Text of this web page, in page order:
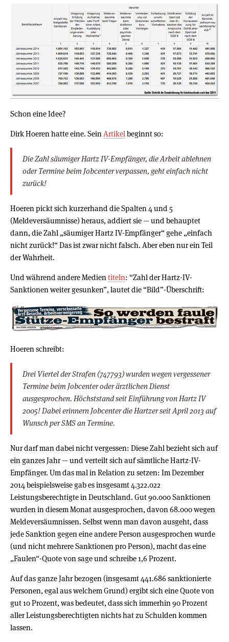
Schon eine Idee?
Dirk Hoeren hatte eine. SeinArtikelbeginnt so:
Die Zahl säumiger Hartz IV-Empfänger, die Arbeit ablehnen
oder Termine beim Jobcenter verpassen, geht einfach nicht
zurück!
Hoeren pickt sich kurzerhand die Spalten 4 und 5
(Meldeversäumnisse) heraus, addiert sie — und behauptet
dann, die Zahl „säumiger Hartz IV-Empfänger“ gehe „einfach
nicht zurück!“ Das ist zwar nicht falsch. Aber eben nur ein Teil
der Wahrheit.
Und während andere Medientiteln: “Zahl der Hartz-IV-
Sanktionen weiter gesunken”, lautet die “Bild”-Überschrift:
Hoeren schreibt:
Drei Viertel der Strafen (747793) wurden wegen vergessener
Termine beim Jobcenter oder ärztlichen Dienst
ausgesprochen. Höchststand seit Einführung von Hartz IV
2005! Dabei erinnern Jobcenter die Hartzer seit April 2013 auf
Wunsch per SMS an Termine.
Nur darf man dabei nicht vergessen: Diese Zahl bezieht sich auf
ein ganzes Jahr — und verteilt sich auf sämtliche Hartz-IV-
Empfänger. Um das mal in Relation zu setzen: Im Dezember
2014 beispielsweise gab es insgesamt 4.322.022
Leistungsberechtigte in Deutschland. Gut 90.000 Sanktionen
wurden in diesem Monat ausgesprochen, davon 68.000 wegen
Meldeversäumnissen. Selbst wenn man davon ausgeht, dass
jede Sanktion gegen eine andere Person ausgesprochen wurde
(und nicht mehrere Sanktionen pro Person), macht das eine
„Faulen“-Quote von sage und schreibe 1,6 Prozent.
Auf das ganze Jahr bezogen (insgesamt 441.686 sanktionierte
Personen, egal aus welchem Grund) ergibt sich eine Quote von
gut 10 Prozent, was bedeutet, dass sich immerhin 90 Prozent
aller Leistungsberechtigten nichts hat zu Schulden kommen
lassen.